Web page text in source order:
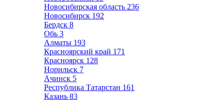
Новосибирская область 236
Новосибирск 192
Бердск 8
Обь 3
Алматы 193
Красноярский край 171
Красноярск 128
Норильск 7
Ачинск 5
Республика Татарстан 161
Казань 83